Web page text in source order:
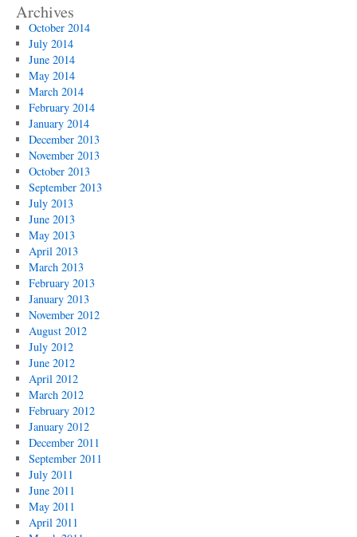
Archives
October 2014
July 2014
June 2014
May 2014
March 2014
February 2014
January 2014
December 2013
November 2013
October 2013
September 2013
July 2013
June 2013
May 2013
April 2013
March 2013
February 2013
January 2013
November 2012
August 2012
July 2012
June 2012
April 2012
March 2012
February 2012
January 2012
December 2011
September 2011
July 2011
June 2011
May 2011
April 2011